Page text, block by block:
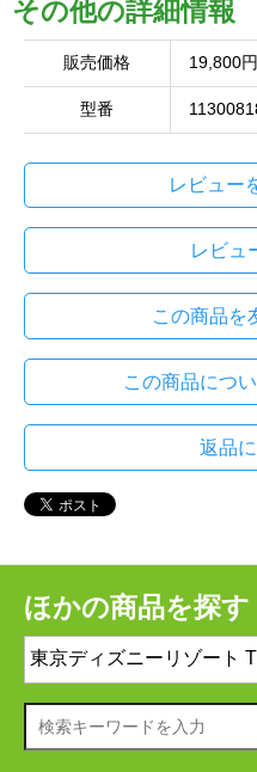
その他の詳細情報
販売価格 19,800
型番
レビュー
レビュ
この商品を
この商品につ
返品
ほかの商品を探す